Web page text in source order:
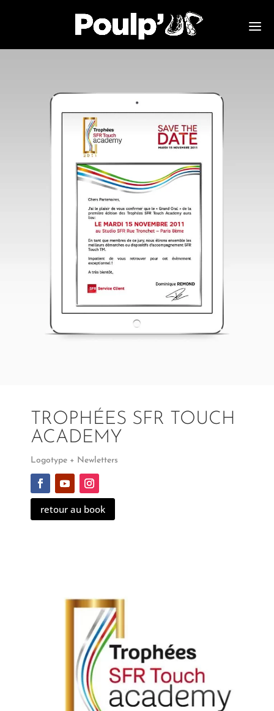
TROPHÉES SFR TOUCH
ACADEMY
Logotype + Newletters
retour au book